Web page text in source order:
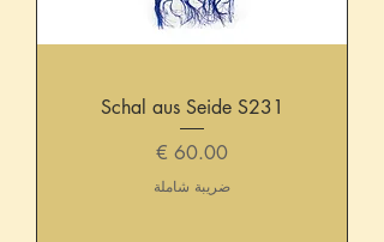
Schal aus Seide S231
السعر
ضريبة شاملة